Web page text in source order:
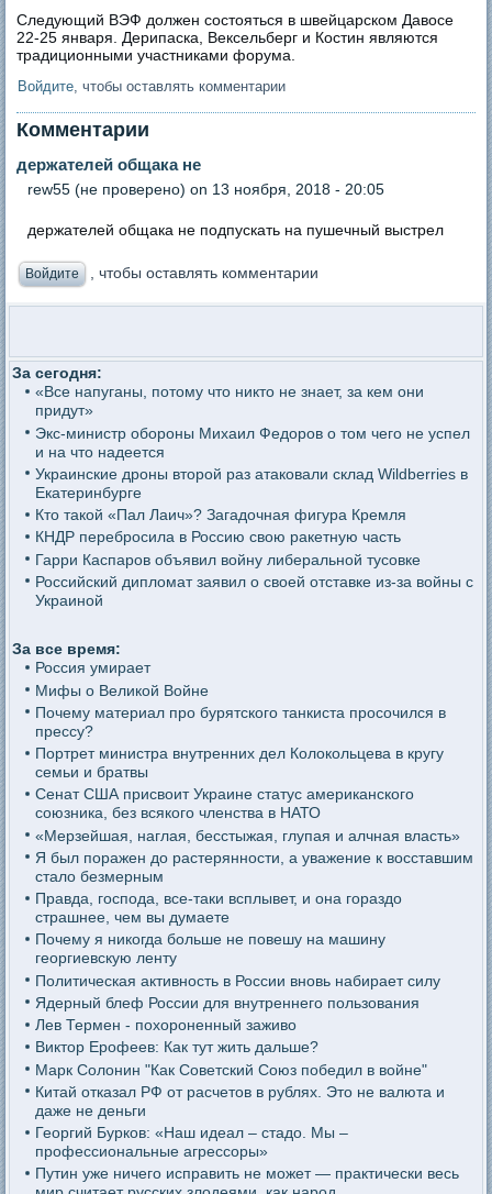
Следующий ВЭФ должен состояться в швейцарском Давосе
22-25 января. Дерипаска, Вексельберг и Костин являются
традиционными участниками форума.
Войдите, чтобы оставлять комментарии
Комментарии
держателей общака не
rew55 (не проверено) on 13 ноября, 2018 - 20:05
держателей общака не подпускать на пушечный выстрел
Войдите , чтобы оставлять комментарии
За сегодня:
«Все напуганы, потому что никто не знает, за кем они
придут»
Экс-министр обороны Михаил Федоров о том чего не успел
и на что надеется
Украинские дроны второй раз атаковали склад Wildberries в
Екатеринбурге
Кто такой «Пал Лаич»? Загадочная фигура Кремля
КНДР перебросила в Россию свою ракетную часть
Гарри Каспаров объявил войну либеральной тусовке
Российский дипломат заявил о своей отставке из-за войны с
Украиной
За все время:
Россия умирает
Мифы о Великой Войне
Почему материал про бурятского танкиста просочился в
прессу?
Портрет министра внутренних дел Колокольцева в кругу
семьи и братвы
Сенат США присвоит Украине статус американского
союзника, без всякого членства в НАТО
«Мерзейшая, наглая, бесстыжая, глупая и алчная власть»
Я был поражен до растерянности, а уважение к восставшим
стало безмерным
Правда, господа, все-таки всплывет, и она гораздо
страшнее, чем вы думаете
Почему я никогда больше не повешу на машину
георгиевскую ленту
Политическая активность в России вновь набирает силу
Ядерный блеф России для внутреннего пользования
Лев Термен - похороненный заживо
Виктор Ерофеев: Как тут жить дальше?
Марк Солонин "Как Советский Союз победил в войне"
Китай отказал РФ от расчетов в рублях. Это не валюта и
даже не деньги
Георгий Бурков: «Наш идеал – стадо. Мы –
профессиональные агрессоры»
Путин уже ничего исправить не может — практически весь